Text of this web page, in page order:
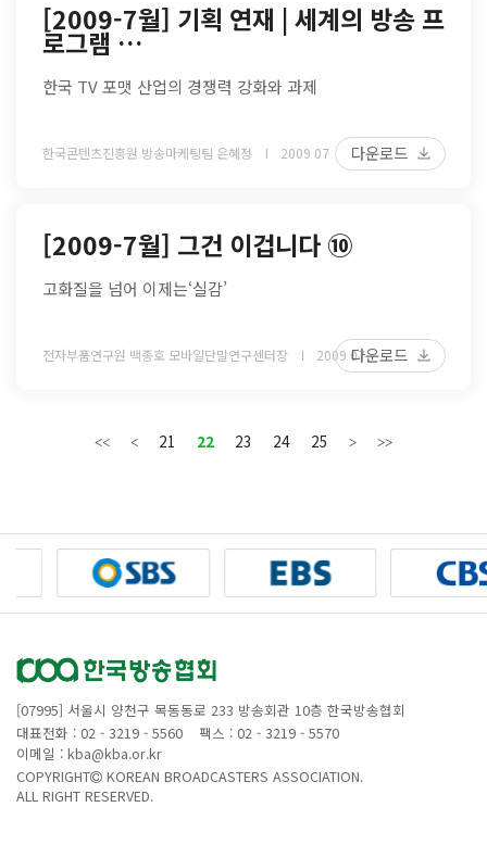
[2009-7월] 기획 연재 | 세계의 방송 프
로그램 …
한국 TV 포맷 산업의 경쟁력 강화와 과제
한국콘텐츠진흥원 방송마케팅팀 은혜정 2009 07 다운로드
[2009-7월] 그건 이겁니다 ⑩
고화질을 넘어 이제는‘실감’
전자부품연구원 백종호 모바일단말연구센터장 2009 07다운로드
21 22 23 24 25
[07995] 서울시 양천구 목동동로 233 방송회관 10층 한국방송협회
대표전화 : 02 - 3219 - 5560
팩스 : 02 - 3219 - 5570
이메일 : kba@kba.or.kr
COPYRIGHT
KOREAN BROADCASTERS ASSOCIATION.
ALL RIGHT RESERVED.